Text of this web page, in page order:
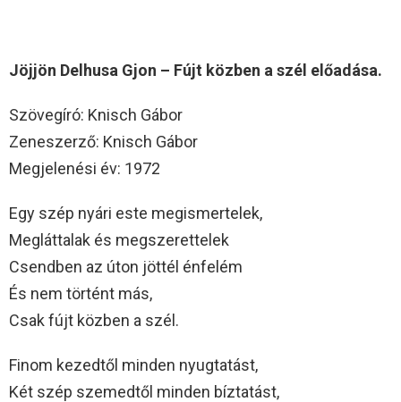
Jöjjön Delhusa Gjon – Fújt közben a szél előadása.
Szövegíró: Knisch Gábor
Zeneszerző: Knisch Gábor
Megjelenési év: 1972
Egy szép nyári este megismertelek,
Megláttalak és megszerettelek
Csendben az úton jöttél énfelém
És nem történt más,
Csak fújt közben a szél.
Finom kezedtől minden nyugtatást,
Két szép szemedtől minden bíztatást,